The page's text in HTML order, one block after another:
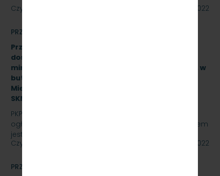
Czytaj dalej
11 lipca 2022
PRZETARGI
Przetarg nieograniczony na zakup i sukcesywne
dostawy naturalnej wody pitnej (źródlanej lub
mineralnej – nisko lub średnio zmineralizowanej), w
butelkach bezzwrotnych dla PKP Szybka Kolej
Miejska w Trójmieście Sp. z o.o., znak sprawy:
SKMMU.086.21.22
PKP SZYBKA KOLEJ MIEJSKA W TRÓJMIEŚCIE Sp. z o.o.
ogłasza przetarg nieograniczony, którego przedmiotem
jest zakup i sukcesywne dostawy naturalnej wody…
Czytaj dalej
29 czerwca 2022
PRZETARGI